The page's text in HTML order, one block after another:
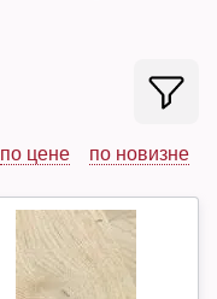
по цене по новизне